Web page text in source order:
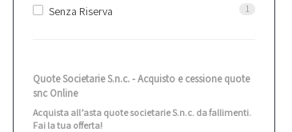
Senza Riserva 1
Quote Societarie S.n.c. - Acquisto e cessione quote
snc Online
Acquista all’asta quote societarie S.n.c. da fallimenti.
Fai la tua offerta!